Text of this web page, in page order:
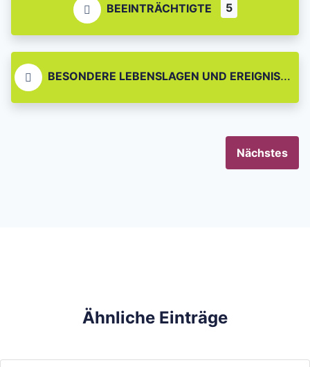
BEEINTRÄCHTIGTE 5
BESONDERE LEBENSLAGEN UND EREIGNISSE
Nächstes
Ähnliche Einträge